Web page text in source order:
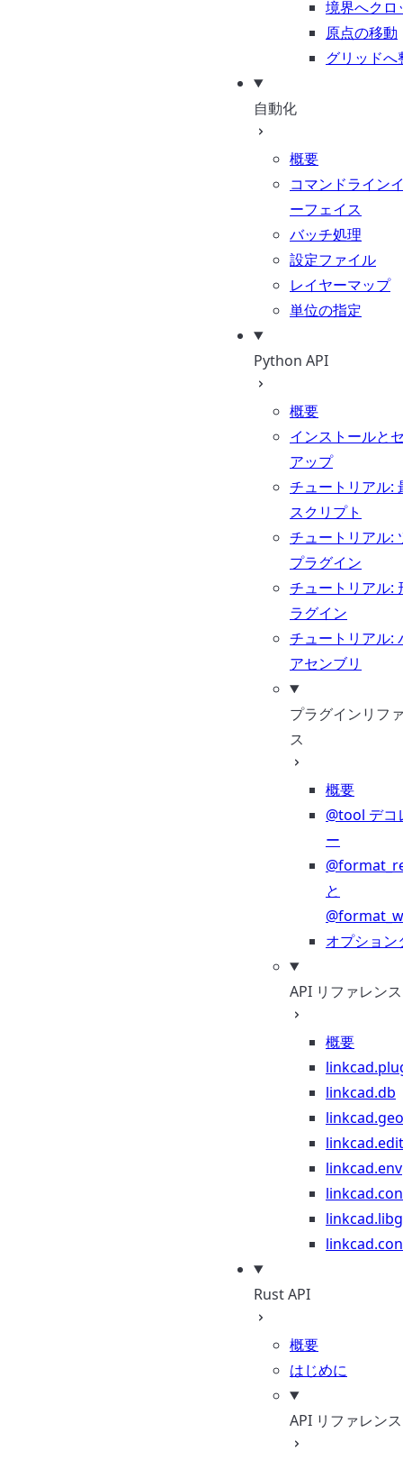
境界へクロ
原点の移動
グリッドへ
自動化
概要
コマンドライン
ーフェイス
バッチ処理
設定ファイル
レイヤーマップ
単位の指定
Python API
概要
インストールと
アップ
チュートリアル:
スクリプト
チュートリアル:
プラグイン
チュートリアル:
ラグイン
チュートリアル:
アセンブリ
プラグインリフ
ス
概要
@tool デコ
ー
と
オプション
API リファレンス
概要
linkcad.db
linkcad.edit
linkcad.env
Rust API
概要
はじめに
API リファレンス